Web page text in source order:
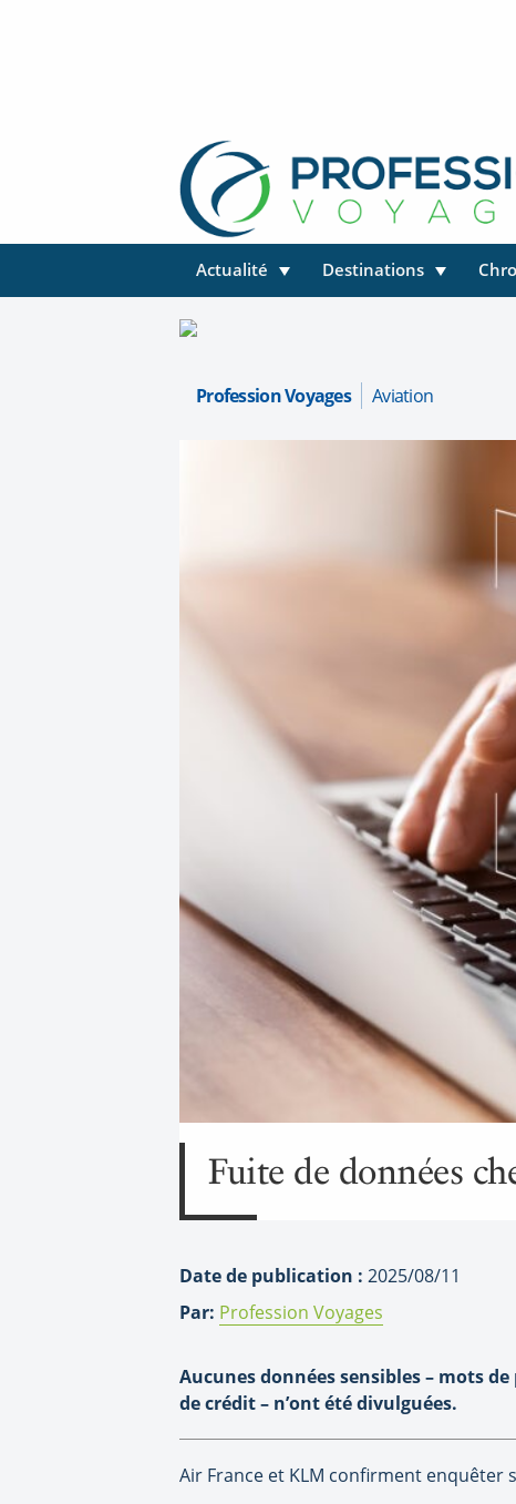
Actualité Destinations
Profession Voyages Aviation
Fuite de données
Date de publication : 2025/08/11
Par: Profession Voyages
Aucunes données sensibles – mots
de crédit – n’ont été divulguées.
Air France et KLM confirment enquêter